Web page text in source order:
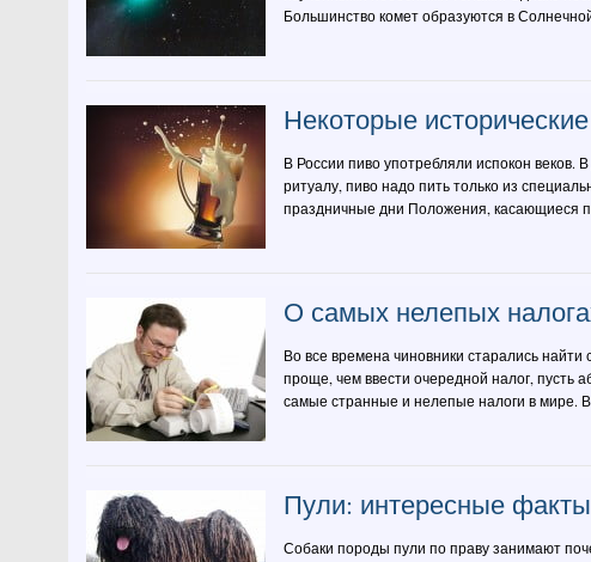
Большинство комет образуются в
Некоторые
В России пиво употребляли испокон веков.
ритуалу, пиво надо пить только из
праздничные дни Положения, касающиеся
О самых нелепых
Во все времена чиновники старались
проще, чем ввести очередной налог, пусть
самые странные и нелепые налоги в мире.
Пули: интересные
Собаки породы пули по праву занимают